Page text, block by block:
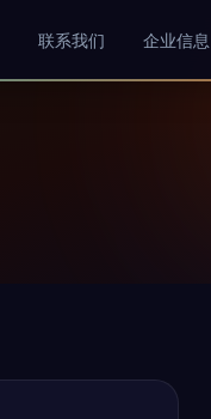
联系我们 企业信息